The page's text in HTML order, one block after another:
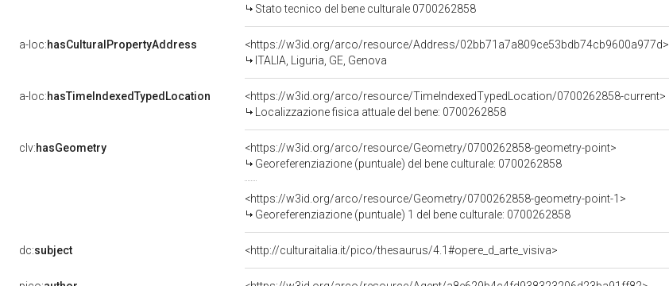
Stato tecnico del bene culturale 0700262858
a-loc:hasCulturalPropertyAddress
<https://w3id.org/arco/resource/Address/02bb71a7a809ce53bdb74cb9600a977d>
ITALIA, Liguria, GE, Genova
a-loc:hasTimeIndexedTypedLocation
<https://w3id.org/arco/resource/TimeIndexedTypedLocation/0700262858-current>
Localizzazione fisica attuale del bene: 0700262858
clv:hasGeometry
<https://w3id.org/arco/resource/Geometry/0700262858-geometry-point>
Georeferenziazione (puntuale) del bene culturale: 0700262858
<https://w3id.org/arco/resource/Geometry/0700262858-geometry-point-1>
Georeferenziazione (puntuale) 1 del bene culturale: 0700262858
dc:subject <http://culturaitalia.it/pico/thesaurus/4.1#opere_d_arte_visiva>